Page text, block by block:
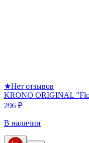
★Нет отзывов
KRONO ORIGINAL
296 ₽
В наличии